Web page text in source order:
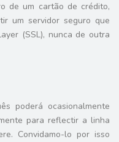
de um cartão de crédito,
um servidor seguro que
(SSL), nunca de outra
poderá ocasionalmente
para reflectir a linha
Convidamo-lo por isso